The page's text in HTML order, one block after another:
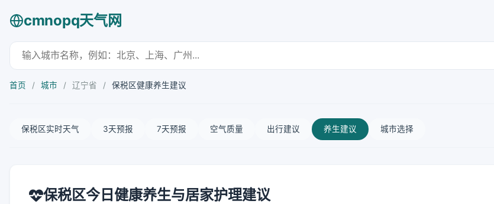
cmnopq天气网
首页 / 城市 / 辽宁省 / 保税区健康养生建议
保税区实时天气 3天预报 7天预报 空气质量 出行建议 养生建议 城市选择
保税区今日健康养生与居家护理建议